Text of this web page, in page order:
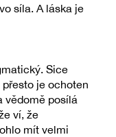
síla. A láska je
Sice
je ochoten
vědomě posílá
ví, že
mít velmi